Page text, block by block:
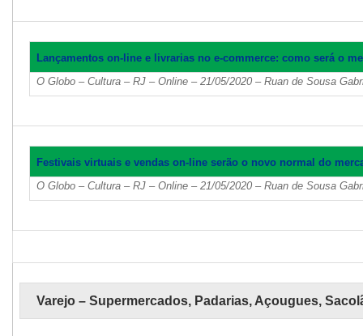
Lançamentos on-line e livrarias no e-commerce: como será o
O Globo – Cultura – RJ – Online – 21/05/2020 – Ruan de Sousa
Festivais virtuais e vendas on-line serão o novo normal do
O Globo – Cultura – RJ – Online – 21/05/2020 – Ruan de Sousa
Varejo – Supermercados, Padarias, Açougues,